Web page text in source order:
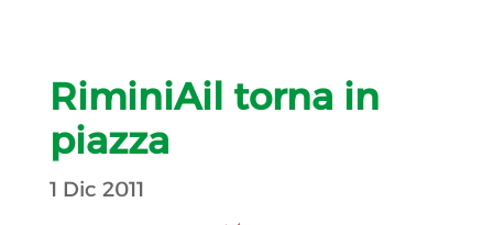
RiminiAil torna in
piazza
1 Dic 2011